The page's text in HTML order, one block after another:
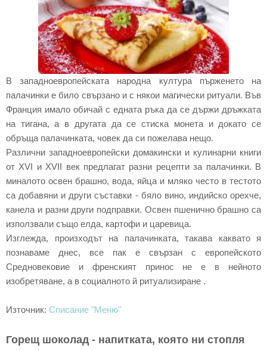
В западноевропейската народна култура пърженето на
палачинки е било свързано и с някои магически ритуали. Във
Франция имало обичай с едната ръка да се държи дръжката
на тигана, а в другата да се стиска монета и докато се
обръща палачинката, човек да си пожелава нещо.
Различни западноевропейски домакински и кулинарни книги
от XVI и XVII век предлагат разни рецепти за палачинки. В
миналото освен брашно, вода, яйца и мляко често в тестото
са добавяни и други съставки - бяло вино, индийско орехче,
канела и разни други подправки. Освен пшенично брашно са
използвали също елда, картофи и царевица.
Изглежда, произходът на палачинката, такава каквато я
познаваме днес, все пак е свързан с европейското
Средновековие и френският принос не е в нейното
изобретяване, а в социалното й ритуализиране .
Източник: Списание "Меню"
Горещ шоколад - напитката, която ни стопля